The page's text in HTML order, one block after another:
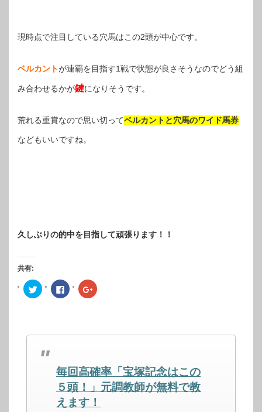
現時点で注目している穴馬はこの2頭が中心です。
ベルカントが連覇を目指す1戦で状態が良さそうなのでどう組
み合わせるかが鍵になりそうです。
荒れる重賞なので思い切ってベルカントと穴馬のワイド馬券
などもいいですね。
久しぶりの的中を目指して頑張ります！！
共有:
ク
リ
で
有
(新
Facebook
で
は
ク
し
て
く
だ
さ
い
ク
リ
で
し
い
ウ
ィ
ン
ド
ウ
毎回高確率「宝塚記念はこの
５頭！」元調教師が無料で教
えます！